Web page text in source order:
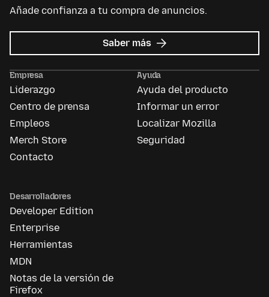
Añade confianza a tu compra de anuncios.
Saber más sobre
Mozilla
Empresa
Liderazgo
Centro de prensa
Empleos
Merch Store
Contacto
Ayuda
Ayuda del producto
Informar un error
Localizar Mozilla
Seguridad
Desarrolladores
Developer Edition
Enterprise
Herramientas
MDN
Notas de la versión de
Firefox